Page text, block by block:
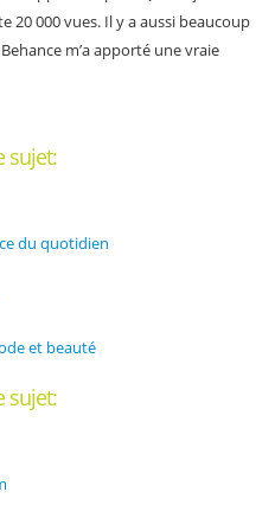
20 000 vues. Il y a aussi beaucoup
m’a apporté une vraie
sujet:
du quotidien
et beauté
sujet: